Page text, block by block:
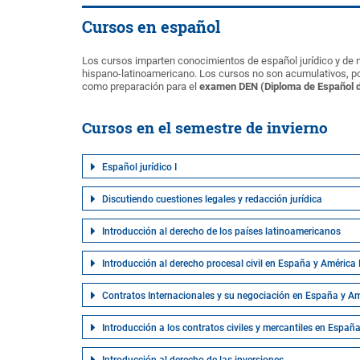
Cursos en español
Los cursos imparten conocimientos de español jurídico y
hispano-latinoamericano. Los cursos no son acumulativos,
como preparación para el examen DEN (Diploma de
Cursos en el semestre de invierno
Español jurídico I
Discutiendo cuestiones legales y redacción jurídica
Introducción al derecho de los países latinoamericanos
Introducción al derecho procesal civil en España y América
Contratos Internacionales y su negociación en España y
Introducción a los contratos civiles y mercantiles en